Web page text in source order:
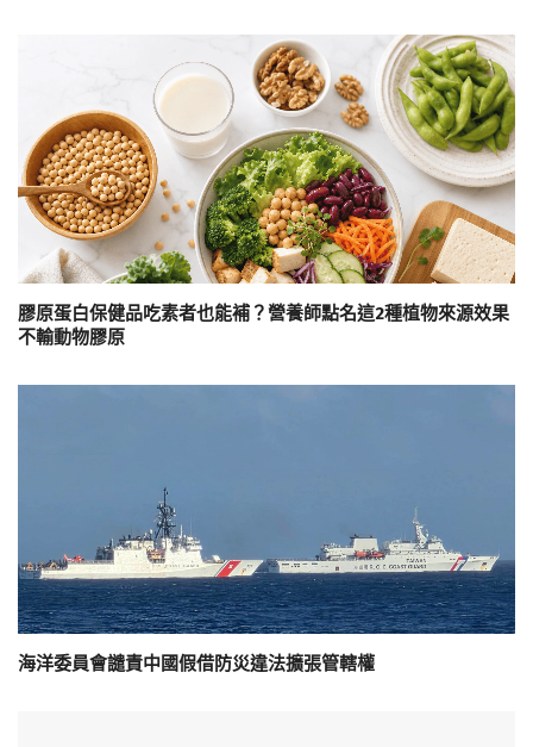
膠原蛋白保健品吃素者也能補？營養師點名這2種植物來源效果
不輸動物膠原
海洋委員會譴責中國假借防災違法擴張管轄權